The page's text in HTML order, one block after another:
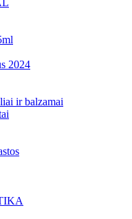
2024
ir balzamai